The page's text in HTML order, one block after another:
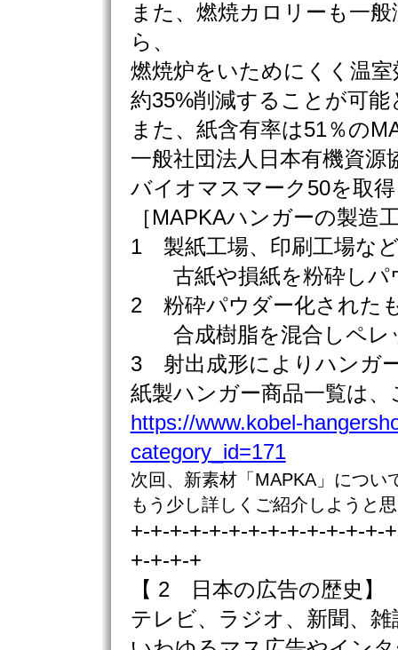
また、燃焼カロリーも一
ら、
燃焼炉をいためにくく温
約35%削減することが可
また、紙含有率は51％の
一般社団法人日本有機資源
バイオマスマーク50を取
［MAPKAハンガーの製造
1 製紙工場、印刷工場な
古紙や損紙を粉砕しパ
2 粉砕パウダー化された
合成樹脂を混合しペレ
3 射出成形によりハンガ
紙製ハンガー商品一覧は、
https://www.kobel-
category_id=171
次回、新素材「MAPKA」につい
もう少し詳しくご紹介しようと
+-+-+-+-+-+-+-+-+-+-+-+-+-
+-+-+-+
【 2 日本の広告の歴史】
テレビ、ラジオ、新聞、